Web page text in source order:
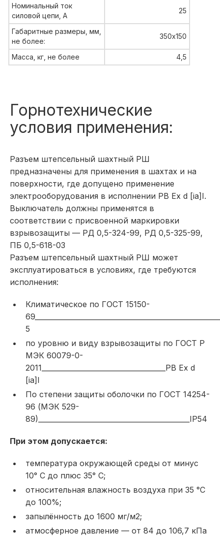
Номинальный ток
силовой цепи, А
25
Габаритные размеры, мм,
не более:
350х150
Мacca, кг, не более 4,5
Горнотехнические
условия применения:
Разъем штепсельный шахтный РШ
предназначены для применения в шахтах и на
поверхности, где допущено применение
электрооборудования в исполнении РВ Ex d [ia]I.
Выключатель должны применятся в
соответствии с присвоенной маркировки
взрывозащиты — РД 0,5-324-99, РД 0,5-325-99,
ПБ 0,5-618-03
Разъем штепсельный шахтный РШ может
эксплуатироваться в условиях, где требуются
исполнения:
Климатическое по ГОСТ 15150-
5
по уровню и виду взрывозащиты по ГОСТ Р
МЭК 60079-0-
2011____________________________________РВ Ex d
[ia]I
По степени защиты оболочки по ГОСТ 14254-
96 (МЭК 529-
89)____________________________________________IP54
При этом допускается:
температура окружающей среды от минус
10° С до плюс 35° С;
относительная влажность воздуха при 35 °С
до 100%;
запылённость до 1600 мг/м2;
атмосферное давление — от 84 до 106,7 кПа